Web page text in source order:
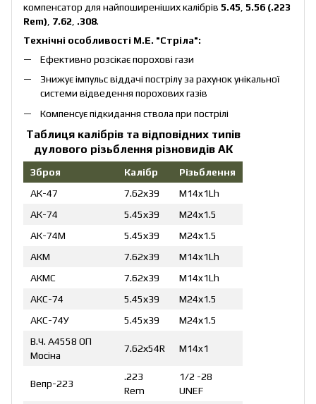
компенсатор для найпоширеніших калібрів 5.45 5.56 (.223
Rem) 7.62 .308.
Технічні особливості M.E. "Стріла":
Ефективно розсікає порохові гази
Знижує імпульс віддачі пострілу за рахунок унікальної
системи відведення порохових газів
Компенсує підкидання ствола при пострілі
Таблиця калібрів та відповідних типів
дулового різьблення різновидів АК
Зброя Калібр
Різьблення
АК-47
7.62х39
M14x1Lh
АК-74
5.45х39
М24х1.5
АК-74М
5.45х39
М24х1.5
АКМ
7.62х39
M14x1Lh
АКМС
7.62х39
M14x1Lh
АКС-74
5.45х39
М24х1.5
АКС-74У
5.45х39
М24х1.5
В.Ч. А4558 ОП
Мосіна
7.62х54R M14x1
Вепр-223
.223
Rem
1/2 -28
UNEF